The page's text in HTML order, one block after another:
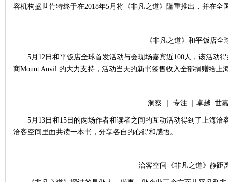
容机构盛世肯特终于在2018年5月将《非凡之道》隆重推出，并在
《非凡之道》和平饭店全
5月12日和平饭店全球首发活动与会现场嘉宾近100人，该活动
商Mount Anvil 的大力支持，活动当天的新书签售收入全部捐赠给上
洞察 专注 ｜卓越 世
5月13日和15日的两场作者和读者之间的互动活动得到了上海
洽客空间里面共读一本书，分享各自的心得和感悟。
洽客空间《非凡之道》静距